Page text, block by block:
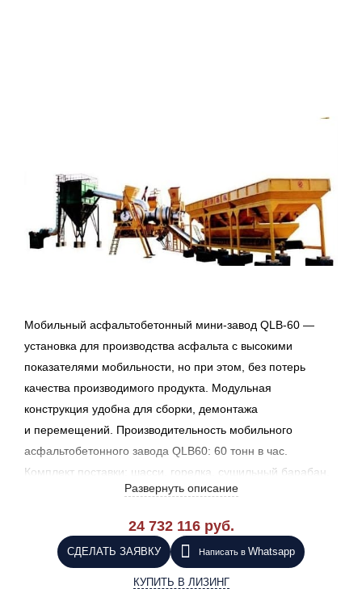
Мобильный асфальтобетонный мини-завод QLB-60 —
установка для производства асфальта с высокими
показателями мобильности, но при этом, без потерь
качества производимого продукта. Модульная
конструкция удобна для сборки, демонтажа
и перемещений. Производительность мобильного
асфальтобетонного завода QLB60: 60 тонн в час.
Комплект поставки: шасси, горелка, сушильный барабан,
смеситель, циклонный фильтр, воздуходув, дымосос,
бункер готовой смеси на 9 тонн. Основное преимущество
QLB60 — быстрая установка, которая достигается,
благодаря уникальной сборочной схеме линии.
Развернуть описание
24 732 116 руб.
СДЕЛАТЬ ЗАЯВКУ Написать в Whatsapp
КУПИТЬ В ЛИЗИНГ